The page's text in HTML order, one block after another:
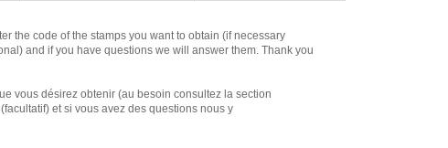
the code of the stamps you want to obtain (if necessary
and if you have questions we will answer them. Thank you
vous désirez obtenir (au besoin consultez la section
et si vous avez des questions nous y